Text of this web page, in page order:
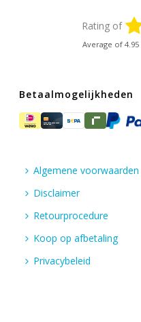
Rating of
Average of 4.95
Betaalmogelijkheden
Algemene voorwaarden
Disclaimer
Retourprocedure
Koop op afbetaling
Privacybeleid